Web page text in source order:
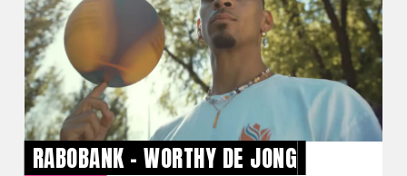
RABOBANK - WORTHY DE JONG